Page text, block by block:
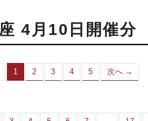
4月10日開催分
1
（こ
ジ）
2 3 4 5 次へ →